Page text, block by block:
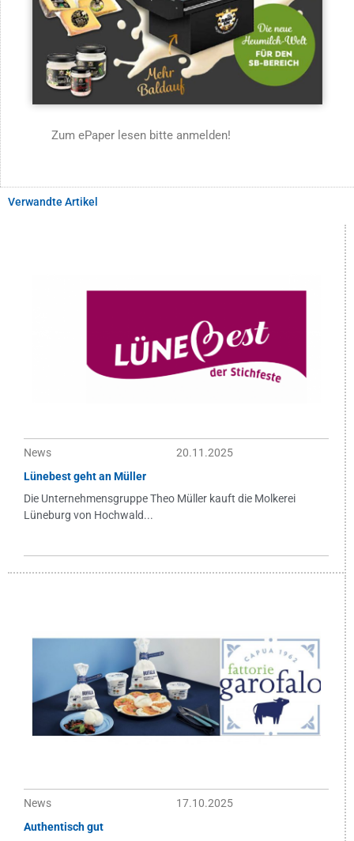
Zum ePaper lesen bitte anmelden!
Verwandte Artikel
News
20.11.2025
Lünebest geht an Müller
Die Unternehmensgruppe Theo Müller kauft die Molkerei
Lüneburg von Hochwald...
News
17.10.2025
Authentisch gut